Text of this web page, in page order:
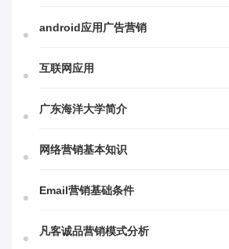
android应用广告营销
互联网应用
广东海洋大学简介
网络营销基本知识
Email营销基础条件
凡客诚品营销模式分析